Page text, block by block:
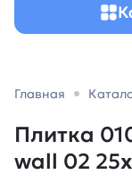
Главная
Плитка
wall 02